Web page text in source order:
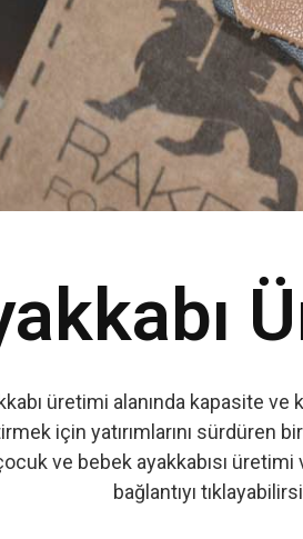
üretimi alanında kapasite
için yatırımlarını sürdüren
ve bebek ayakkabısı üretimi
bağlantıyı